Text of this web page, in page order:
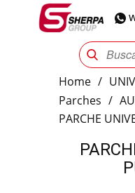
Sherpa Group
Home /
Parches /
PARCHE